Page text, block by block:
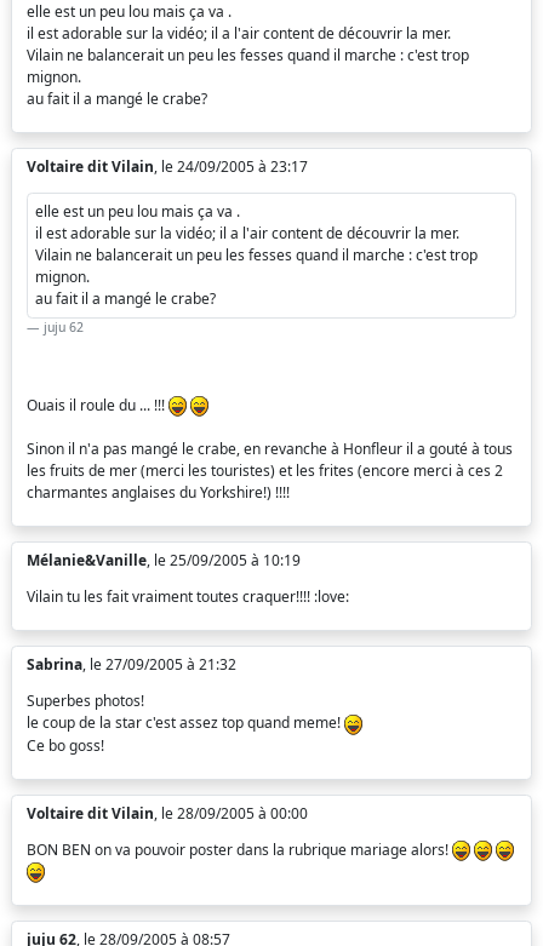
elle est un peu lou mais ça va .
il est adorable sur la vidéo; il a l'air content de découvrir la mer.
Vilain ne balancerait un peu les fesses quand il marche : c'est trop
mignon.
au fait il a mangé le crabe?
Voltaire dit Vilain, le 24/09/2005 à 23:17
elle est un peu lou mais ça va .
il est adorable sur la vidéo; il a l'air content de découvrir la mer.
Vilain ne balancerait un peu les fesses quand il marche : c'est trop
mignon.
au fait il a mangé le crabe?
juju 62
Ouais il roule du ... !!!
Sinon il n'a pas mangé le crabe, en revanche à Honfleur il a gouté à tous
les fruits de mer (merci les touristes) et les frites (encore merci à ces 2
charmantes anglaises du Yorkshire!) !!!!
Mélanie&Vanille, le 25/09/2005 à 10:19
Vilain tu les fait vraiment toutes craquer!!!! :love:
Sabrina, le 27/09/2005 à 21:32
Superbes photos!
le coup de la star c'est assez top quand meme!
Ce bo goss!
Voltaire dit Vilain, le 28/09/2005 à 00:00
BON BEN on va pouvoir poster dans la rubrique mariage alors!
juju 62, le 28/09/2005 à 08:57